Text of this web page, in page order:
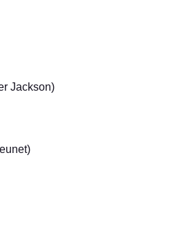
Jackson)